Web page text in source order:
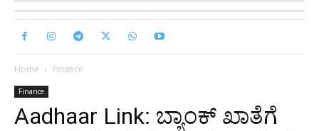
Home Finance
Finance
Aadhaar Link: ಬ್ಯಾಂಕ್ ಖಾತೆಗೆ